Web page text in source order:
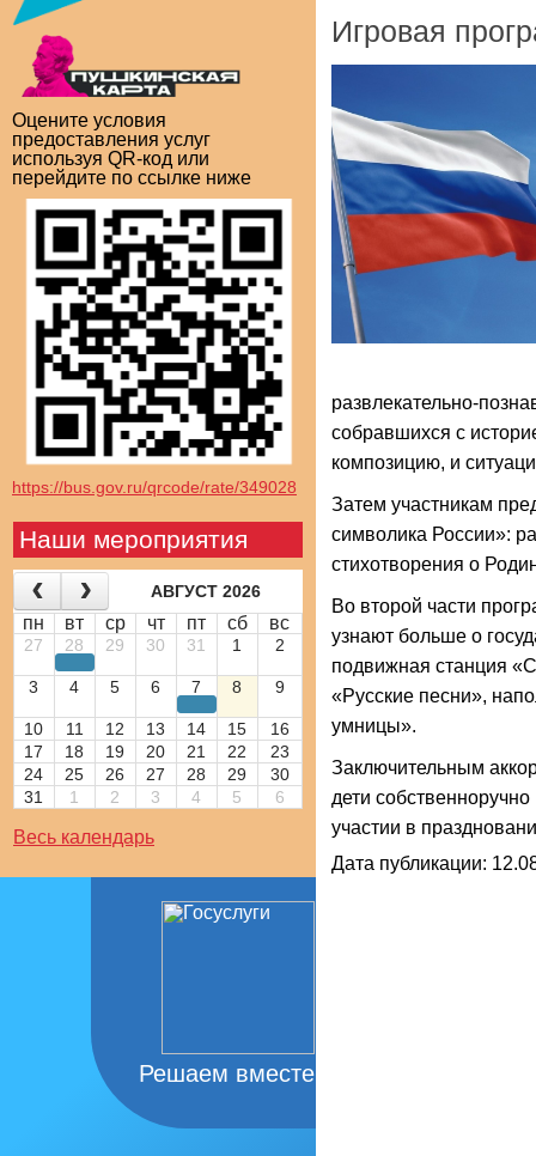
Оцените условия
предоставления услуг
используя QR-код или
перейдите по ссылке ниже
https://bus.gov.ru/qrcode/rate/349028
Наши мероприятия
АВГУСТ 2026
пн вт ср чт пт сб вс
27 28 29 30 31 1 2
3 4 5 6 7 8 9
10 11 12 13 14 15
16
17
18 19 20 21 22
23
24
25 26 27 28 29
30
31
1 2 3 4 5 6
Весь календарь
Решаем вместе
Игровая
развлекательно-
собравшихся с
композицию, и
Затем участникам
символика России»:
стихотворения о
Во второй части
узнают больше о
подвижная станция
«Русские песни»,
умницы».
Заключительным
дети
участии в
Дата публикации: